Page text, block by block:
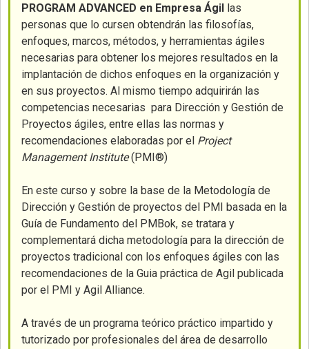
PROGRAM ADVANCED en Empresa Ágil las
personas que lo cursen obtendrán las filosofías,
enfoques, marcos, métodos, y herramientas ágiles
necesarias para obtener los mejores resultados en la
implantación de dichos enfoques en la organización y
en sus proyectos. Al mismo tiempo adquirirán las
competencias necesarias para Dirección y Gestión de
Proyectos ágiles, entre ellas las normas y
recomendaciones elaboradas por el Project
Management Institute(PMI®)
En este curso y sobre la base de la Metodología de
Dirección y Gestión de proyectos del PMI basada en la
Guía de Fundamento del PMBok, se tratara y
complementará dicha metodología para la dirección de
proyectos tradicional con los enfoques ágiles con las
recomendaciones de la Guia práctica de Agil publicada
por el PMI y Agil Alliance.
A través de un programa teórico práctico impartido y
tutorizado por profesionales del área de desarrollo